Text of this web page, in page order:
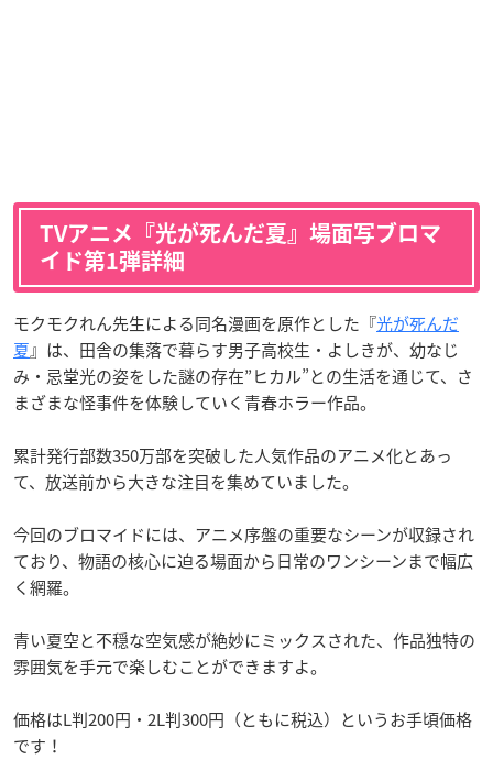
TVアニメ『光が死んだ夏』場面写ブロマ
イド第1弾詳細
モクモクれん先生による同名漫画を原作とした『光が死んだ
夏』は、田舎の集落で暮らす男子高校生・よしきが、幼なじ
み・忌堂光の姿をした謎の存在”ヒカル”との生活を通じて、さ
まざまな怪事件を体験していく青春ホラー作品。
累計発行部数350万部を突破した人気作品のアニメ化とあっ
て、放送前から大きな注目を集めていました。
今回のブロマイドには、アニメ序盤の重要なシーンが収録され
ており、物語の核心に迫る場面から日常のワンシーンまで幅広
く網羅。
青い夏空と不穏な空気感が絶妙にミックスされた、作品独特の
雰囲気を手元で楽しむことができますよ。
価格はL判200円・2L判300円（ともに税込）というお手頃価格
です！